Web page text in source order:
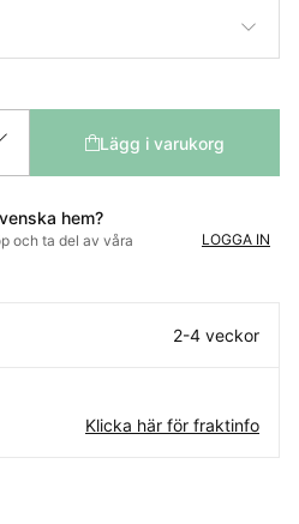
Lägg i varukorg
hem?
och ta del av våra
LOGGA IN
2-4 veckor
Klicka här för fraktinfo